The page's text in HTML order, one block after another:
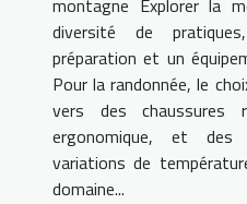
montagne Explorer la
diversité de
préparation et un
Pour la randonnée, le
vers des
ergonomique, et
variations de
domaine...